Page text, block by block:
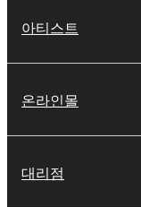
아티스트
온라인몰
대리점